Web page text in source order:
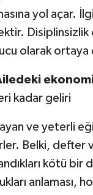
yol açar.
Disiplinsizlik
olarak ortaya
kadar geliri
ve yeterli
Belki, defter
kötü
anlaması,